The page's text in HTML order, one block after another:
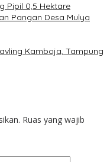
Pipil 0,5 Hektare
Pangan Desa Mulya
Kamboja, Tampung
Ruas yang wajib